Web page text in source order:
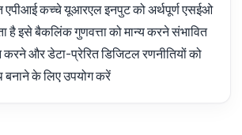
एपीआई कच्चे यूआरएल इनपुट को अर्थपूर्ण एसईओ
है इसे बैकलिंक गुणवत्ता को मान्य करने संभावित
और डेटा-प्रेरित डिजिटल रणनीतियों को
के लिए उपयोग करें